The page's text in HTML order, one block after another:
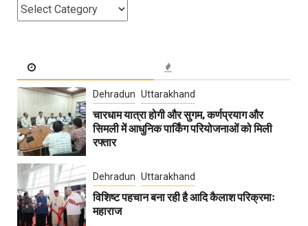
Categories
Dehradun Uttarakhand
चारधाम यात्रा होगी और सुगम, कर्णप्रयाग और
सिमली में आधुनिक पार्किंग परियोजनाओं को मिली
रफ्तार
Dehradun Uttarakhand
विशिष्ट पहचान बना रही है आदि कैलाश परिक्रमाः
महाराज